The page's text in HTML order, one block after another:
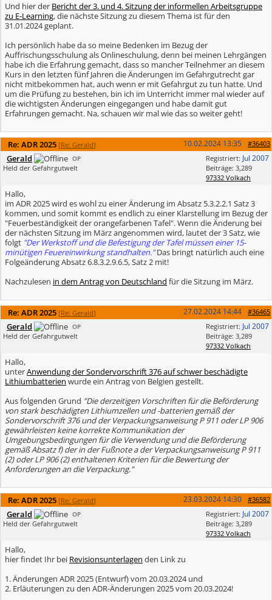
Und hier der Bericht der 3. und 4. Sitzung der informellen Arbeitsgruppe
zu E-Learning, die nächste Sitzung zu diesem Thema ist für den
31.01.2024 geplant.
Ich persönlich habe da so meine Bedenken im Bezug der
Auffrischungsschulung als Onlineschulung, denn bei meinen Lehrgängen
habe ich die Erfahrung gemacht, dass so mancher Teilnehmer an diesem
Kurs in den letzten fünf Jahren die Änderungen im Gefahrgutrecht gar
nicht mitbekommen hat, auch wenn er mit Gefahrgut zu tun hatte. Und
um die Prüfung zu bestehen, bin ich im Unterricht immer mal wieder auf
die wichtigsten Änderungen eingegangen und habe damit gut
Erfahrungen gemacht. Na, schauen wir mal wie das so weiter geht!
Re: ADR 2025 [Re: Gerald] #36403
10.02.2024 13:35
Registriert: Jul 2007
Beiträge: 3,289
97332 Volkach
Gerald OP
Held der Gefahrgutwelt
Hallo,
im ADR 2025 wird es wohl zu einer Änderung im Absatz 5.3.2.2.1 Satz 3
kommen, und somit kommt es endlich zu einer Klarstellung im Bezug der
"Feuerbeständigkeit der orangefarbenen Tafel". Wenn die Änderung bei
der nächsten Sitzung im März angenommen wird, lautet der 3 Satz, wie
folgt "Der Werkstoff und die Befestigung der Tafel müssen einer 15-
minütigen Feuereinwirkung standhalten."Das bringt natürlich auch eine
Folgeänderung Absatz 6.8.3.2.9.6.5, Satz 2 mit!
Nachzulesen in dem Antrag von Deutschland für die Sitzung im März.
Re: ADR 2025 [Re: Gerald] #36465
27.02.2024 14:44
Registriert: Jul 2007
Beiträge: 3,289
97332 Volkach
Gerald OP
Held der Gefahrgutwelt
Hallo,
unterAnwendung der Sondervorschrift 376 auf schwer beschädigte
Lithiumbatterien wurde ein Antrag von Belgien gestellt.
Aus folgenden Grund "Die derzeitigen Vorschriften für die Beförderung
von stark beschädigten Lithiumzellen und -batterien gemäß der
Sondervorschrift 376 und der Verpackungsanweisung P 911 oder LP 906
gewährleisten keine korrekte Kommunikation der
Umgebungsbedingungen für die Verwendung und die Beförderung
gemäß Absatz f) der in der Fußnote a der Verpackungsanweisung P 911
(2) oder LP 906 (2) enthaltenen Kriterien für die Bewertung der
Anforderungen an die Verpackung."
Re: ADR 2025 [Re: Gerald] #36582
23.03.2024 14:30
Registriert: Jul 2007
Beiträge: 3,289
97332 Volkach
Gerald OP
Held der Gefahrgutwelt
Hallo,
hier findet Ihr bei Revisionsunterlagen den Link zu
1. Änderungen ADR 2025 (Entwurf) vom 20.03.2024 und
2. Erläuterungen zu den ADR-Änderungen 2025 vom 20.03.2024!